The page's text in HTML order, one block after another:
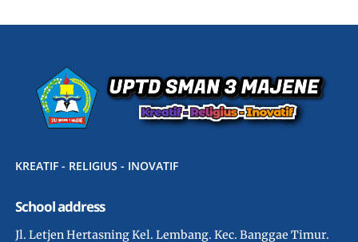
KREATIF - RELIGIUS - INOVATIF
School address
Jl. Letjen Hertasning Kel. Lembang. Kec. Banggae Timur.